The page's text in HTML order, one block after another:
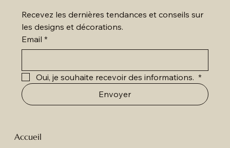
Accueil
Recevez les dernières tendances et conseils sur
les designs et décorations.
Email *
Oui, je souhaite recevoir des informations. *
Envoyer